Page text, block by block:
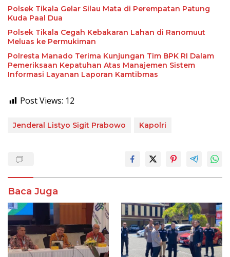
Polsek Tikala Gelar Silau Mata di Perempatan Patung
Kuda Paal Dua
Polsek Tikala Cegah Kebakaran Lahan di Ranomuut
Meluas ke Permukiman
Polresta Manado Terima Kunjungan Tim BPK RI Dalam
Pemeriksaan Kepatuhan Atas Manajemen Sistem
Informasi Layanan Laporan Kamtibmas
Post Views: 12
Jenderal Listyo Sigit Prabowo Kapolri
Baca Juga